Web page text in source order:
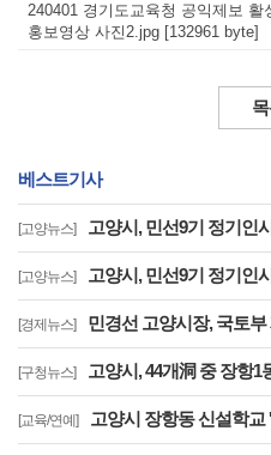
240401 경기도교육청 공익제보
홍보영상 사진2.jpg [132961 byte]
베스트기사
[고양뉴스] 고양시, 민선9기 정기인사
[고양뉴스] 고양시, 민선9기 정기인사 '2026
[경제뉴스] 민경선 고양시장, 국토부 제2차
[구청뉴스] 고양시, 44개洞 중 장항1동 '입주
[교육/연예] 고양시 장항동 신설학교 '방송영